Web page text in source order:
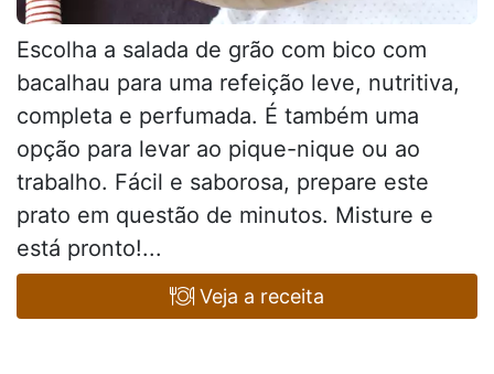
Escolha a salada de grão com bico com
bacalhau para uma refeição leve, nutritiva,
completa e perfumada. É também uma
opção para levar ao pique-nique ou ao
trabalho. Fácil e saborosa, prepare este
prato em questão de minutos. Misture e
está pronto!...
Veja a receita